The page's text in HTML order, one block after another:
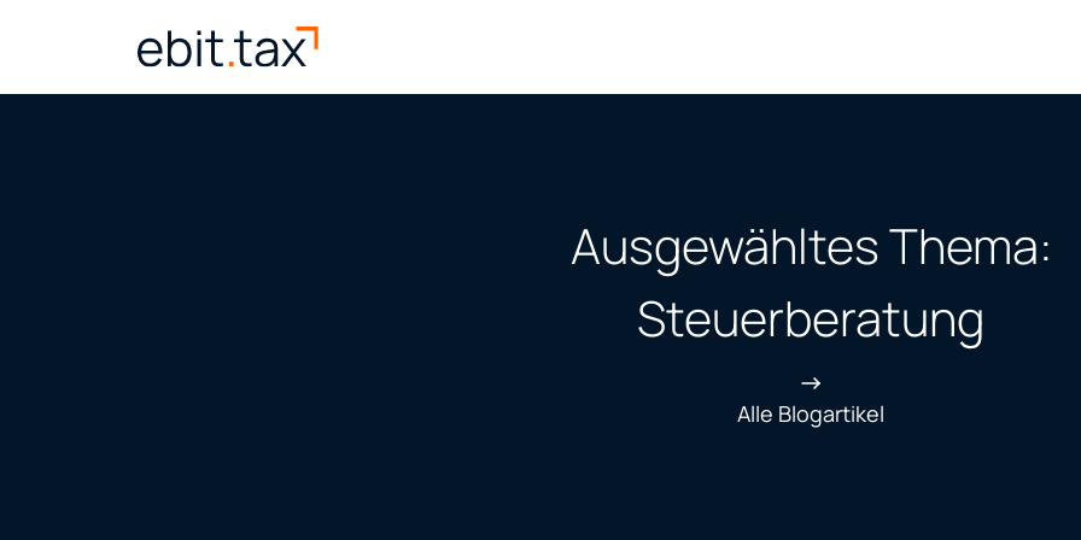
Ausgewähltes Thema:
Steuerberatung
Alle Blogartikel